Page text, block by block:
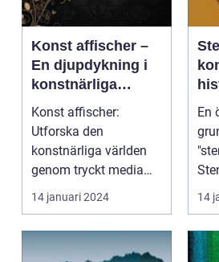
Konst affischer –
En djupdykning i
konstnärliga
uttryck
Konst affischer:
Utforska den
konstnärliga världen
genom tryckt media
Inledning: Konst
affischer är...
14 januari 2024
En
14